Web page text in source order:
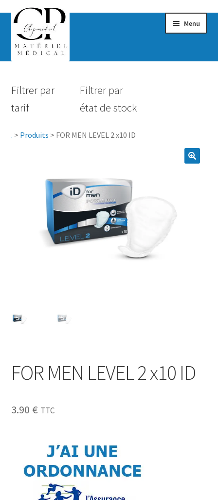
Menu
Hygiène
Accessoires Salle de bain
Vêtements & Chaussures
Filtrer par
tarif
Filtrer par
état de stock
. > Produits > FOR MEN LEVEL 2 x10 ID
FOR MEN LEVEL 2 x10 ID
3.90 € TTC